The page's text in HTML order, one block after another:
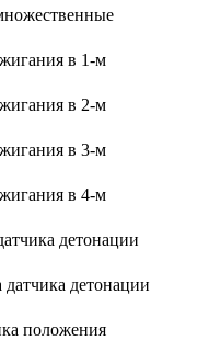
в 1-м
в 2-м
в 3-м
в 4-м
детонации
детонации
положения